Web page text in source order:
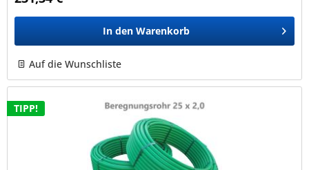
In den Warenkorb
Auf die Wunschliste
TIPP!